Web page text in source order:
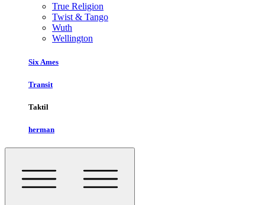
True Religion
Twist & Tango
Wuth
Wellington
Six Ames
Transit
Taktil
herman